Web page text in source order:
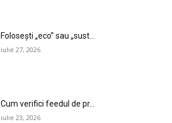
Folosești „eco” sau „sust...
iulie 27, 2026
Cum verifici feedul de pr...
iulie 23, 2026